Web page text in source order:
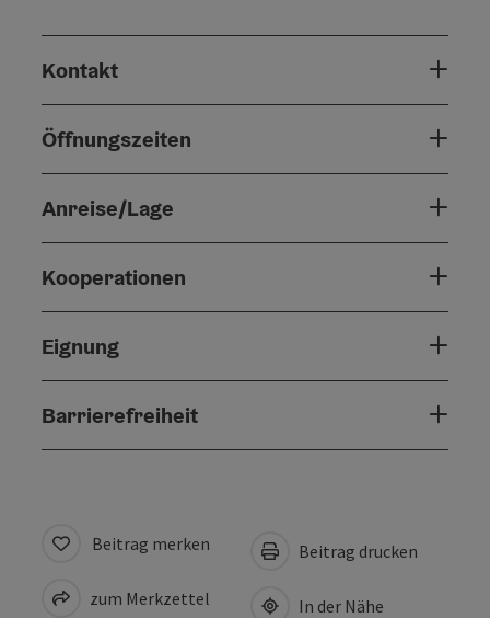
Kontakt
Öffnungszeiten
Anreise/Lage
Kooperationen
Eignung
Barrierefreiheit
Beitrag merken
zum Merkzettel
Beitrag drucken
In der Nähe